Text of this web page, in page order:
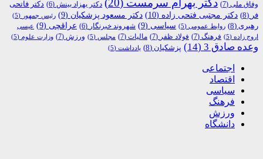
وفاق ملی (7) دکتر بهزاد بینش (6)
دکتر فاتحی
فر (8) دکتر مجتبی فتحی زاده (10) دکتر مسعود پزشکیان (9) رئیس جمهور (5)
رهبری (8) روابط عمومی (5) سیاسی (9) شهروند خبرنگار (6) عراقچی (9)
عیسی
اروج زاده (5) فرهنگ (7) فولاد ظفر (7) مالیات (7) مجلس (5) ورزش (7) وزارت علوم (5)
وعده صادق 3 (14) پزشکیان (8) یادداشت (5)
اجتماعی
اقتصاد
سیاسی
فرهنگ
ورزش
دانشگاه